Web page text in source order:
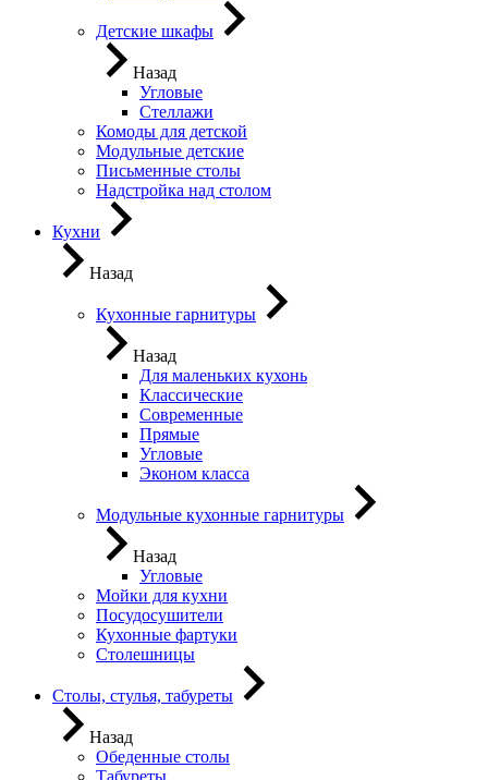
Детские шкафы
Назад
Угловые
Стеллажи
Комоды для детской
Модульные детские
Письменные столы
Надстройка над столом
Кухни
Назад
Кухонные гарнитуры
Назад
Для маленьких кухонь
Классические
Современные
Прямые
Угловые
Эконом класса
Модульные кухонные гарнитуры
Назад
Угловые
Мойки для кухни
Посудосушители
Кухонные фартуки
Столешницы
Столы, стулья, табуреты
Назад
Обеденные столы
Табуреты